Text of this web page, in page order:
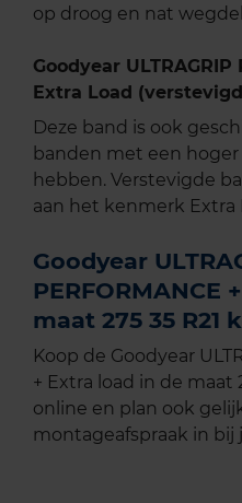
op droog en nat
Goodyear ULTRAGRIP
Extra Load
Deze band is ook
banden met een
hebben. Verstevigde
aan het kenmerk Extra
Goodyear
PERFORMANCE
maat 275 35 R21
Koop de Goodyear
+ Extra load in de maat
online en plan ook
montageafspraak in bij